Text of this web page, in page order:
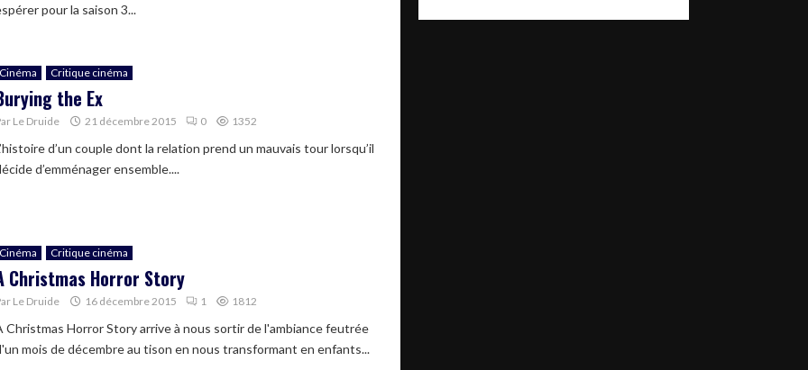
pour la saison 3...
Cinéma Critique cinéma
the Ex
Le Druide 21 décembre 2015 0 1352
d’un couple dont la relation prend un mauvais tour lorsqu’il
d’emménager ensemble....
Cinéma Critique cinéma
Christmas Horror Story
Le Druide 16 décembre 2015 1 1812
Christmas Horror Story arrive à nous sortir de l'ambiance feutrée
mois de décembre au tison en nous transformant en enfants...